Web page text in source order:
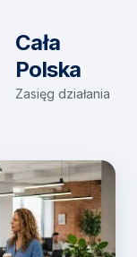
Cała
Polska
Zasięg działania